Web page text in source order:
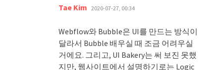
Tae Kim 댓
글:
2020-07-27, 00:34
Webflow와 Bubble은 UI를 만드는 방식이
달라서 Bubble 배우실 때 조금 어려우실
거에요. 그리고, UI Bakery는 써 보진 못했
지만, 웹사이트에서 설명하기로는 Logic